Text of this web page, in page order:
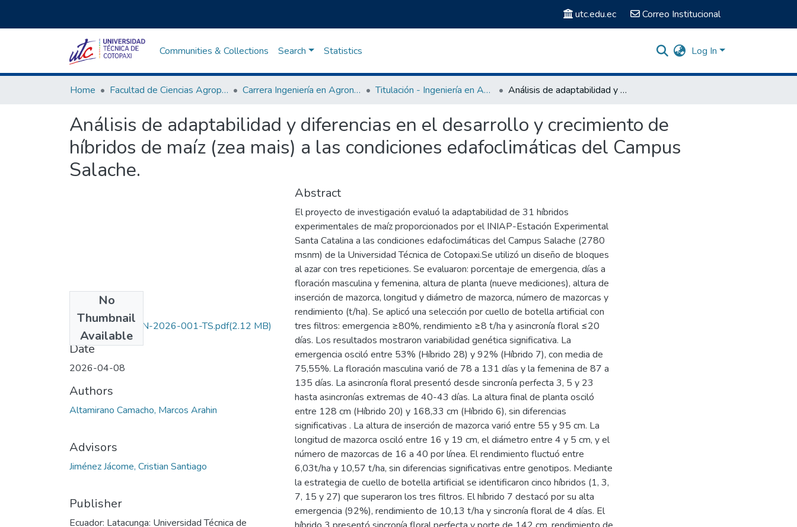
utc.edu.ec Correo Institucional
Communities & Collections Search Statistics Log In
Home Facultad de Ciencias Agropecuarias y Recursos Naturales Carrera Ingeniería en Agronomía Titulación - Ingeniería en Agronomía Análisis de adaptabilidad y diferencias en el desarrollo y crecimiento de híbridos de maíz (zea mais) a las condiciones edafoclimáticas del Campus Salache.
Análisis de adaptabilidad y diferencias en el desarrollo y crecimiento de
híbridos de maíz (zea mais) a las condiciones edafoclimáticas del Campus
Salache.
No
Thumbnail
Available
UTC-CAREN-AGN-2026-001-TS.pdf(2.12 MB)
Date
2026-04-08
Authors
Altamirano Camacho, Marcos Arahin
Advisors
Jiménez Jácome, Cristian Santiago
Publisher
Ecuador: Latacunga: Universidad Técnica de
Abstract
El proyecto de investigación evaluó la adaptabilidad de 31 híbridos
experimentales de maíz proporcionados por el INIAP-Estación Experimental
Santa Catalina a las condiciones edafoclimáticas del Campus Salache (2780
msnm) de la Universidad Técnica de Cotopaxi.Se utilizó un diseño de bloques
al azar con tres repeticiones. Se evaluaron: porcentaje de emergencia, días a
floración masculina y femenina, altura de planta (nueve mediciones), altura de
inserción de mazorca, longitud y diámetro de mazorca, número de mazorcas y
rendimiento (t/ha). Se aplicó una selección por cuello de botella artificial con
tres filtros: emergencia ≥80%, rendimiento ≥8 t/ha y asincronía floral ≤20
días. Los resultados mostraron variabilidad genética significativa. La
emergencia osciló entre 53% (Híbrido 28) y 92% (Híbrido 7), con media de
75,55%. La floración masculina varió de 78 a 131 días y la femenina de 87 a
135 días. La asincronía floral presentó desde sincronía perfecta 3, 5 y 23
hasta asincronías extremas de 40-43 días. La altura final de planta osciló
entre 128 cm (Híbrido 20) y 168,33 cm (Híbrido 6), sin diferencias
significativas . La altura de inserción de mazorca varió entre 55 y 95 cm. La
longitud de mazorca osciló entre 16 y 19 cm, el diámetro entre 4 y 5 cm, y el
número de mazorcas de 16 a 40 por línea. El rendimiento fluctuó entre
6,03t/ha y 10,57 t/ha, sin diferencias significativas entre genotipos. Mediante
la estrategia de cuello de botella artificial se identificaron cinco híbridos (1, 3,
7, 15 y 27) que superaron los tres filtros. El híbrido 7 destacó por su alta
emergencia (92%), rendimiento de 10,13 t/ha y sincronía floral de 4 días. El